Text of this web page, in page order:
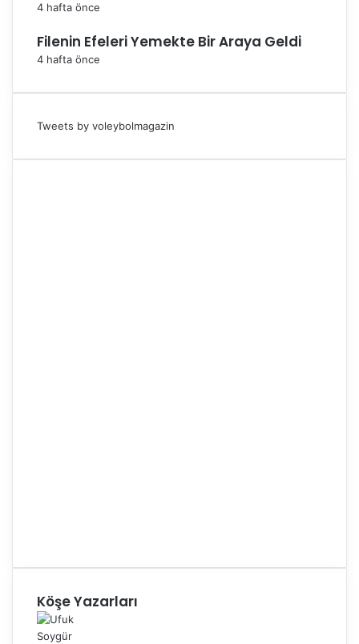
4 hafta önce
Filenin Efeleri Yemekte Bir Araya Geldi
4 hafta önce
Tweets by voleybolmagazin
Köşe Yazarları